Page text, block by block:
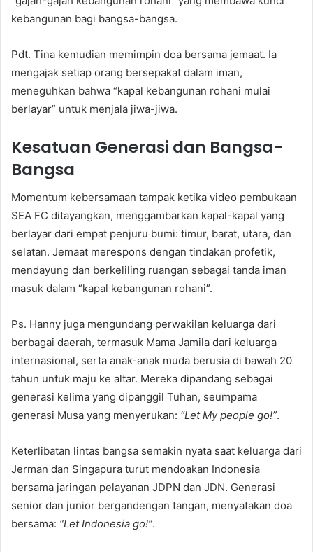
kebangunan bagi bangsa-bangsa.
Pdt. Tina kemudian memimpin doa bersama jemaat. Ia
mengajak setiap orang bersepakat dalam iman,
meneguhkan bahwa “kapal kebangunan rohani mulai
berlayar” untuk menjala jiwa-jiwa.
Kesatuan Generasi dan Bangsa-
Bangsa
Momentum kebersamaan tampak ketika video pembukaan
SEA FC ditayangkan, menggambarkan kapal-kapal yang
berlayar dari empat penjuru bumi: timur, barat, utara, dan
selatan. Jemaat merespons dengan tindakan profetik,
mendayung dan berkeliling ruangan sebagai tanda iman
masuk dalam “kapal kebangunan rohani”.
Ps. Hanny juga mengundang perwakilan keluarga dari
berbagai daerah, termasuk Mama Jamila dari keluarga
internasional, serta anak-anak muda berusia di bawah 20
tahun untuk maju ke altar. Mereka dipandang sebagai
generasi kelima yang dipanggil Tuhan, seumpama
generasi Musa yang menyerukan: “Let My people go!”.
Keterlibatan lintas bangsa semakin nyata saat keluarga dari
Jerman dan Singapura turut mendoakan Indonesia
bersama jaringan pelayanan JDPN dan JDN. Generasi
senior dan junior bergandengan tangan, menyatakan doa
bersama: “Let Indonesia go!”.